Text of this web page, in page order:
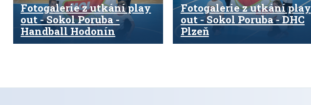
Fotogalerie z utkání play
out - Sokol Poruba -
Handball Hodonín
Fotogalerie z utkání play
out - Sokol Poruba - DHC
Plzeň